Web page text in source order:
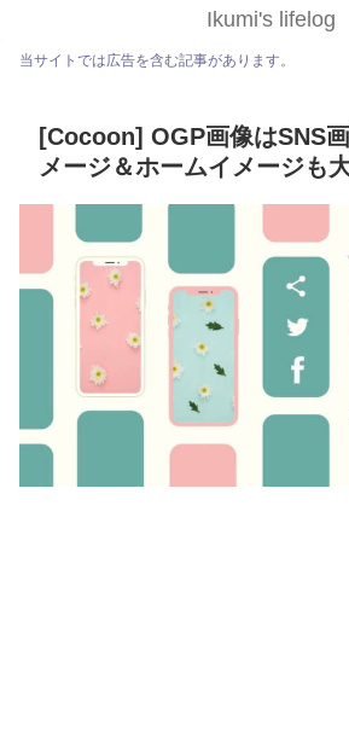
Ikumi's lifelog
当サイトでは広告を含む記事があります。
[Cocoon] OGP画像はSNS
メージ＆ホームイメージも